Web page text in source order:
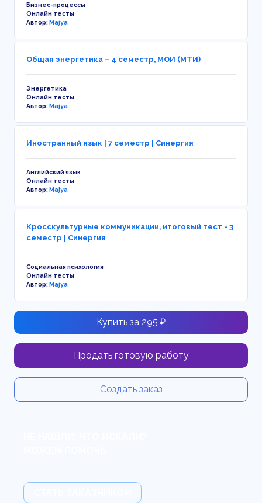
Бизнес-процессы
Онлайн тесты
Автор:Majya
Общая энергетика – 4 семестр, МОИ (МТИ)
Энергетика
Онлайн тесты
Автор:Majya
Иностранный язык | 7 семестр | Синергия
Английский язык
Онлайн тесты
Автор:Majya
Кросскультурные коммуникации, итоговый тест - 3
семестр | Синергия
Социальная психология
Онлайн тесты
Автор:Majya
Купить за 295 ₽
Продать готовую работу
Создать заказ